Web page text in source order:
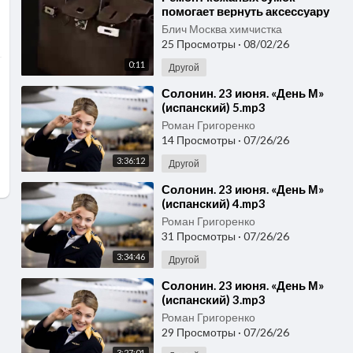
0:11
помогает вернуть аксессуару
форму и свежий вид даже
через год
Блич Москва химчистка
25 Просмотры · 08/02/26
Другой
3:36:12
⁣Солонин. 23 июня. «День М»
(испанский) 5.mp3
Роман Григоренко
14 Просмотры · 07/26/26
Другой
3:34:46
⁣Солонин. 23 июня. «День М»
(испанский) 4.mp3
Роман Григоренко
31 Просмотры · 07/26/26
Другой
⁣Солонин. 23 июня. «День М»
(испанский) 3.mp3
Роман Григоренко
29 Просмотры · 07/26/26